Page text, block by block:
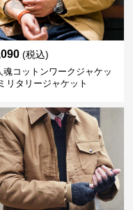
(税込)
魂コットンワークジャケッ
リタリージャケット